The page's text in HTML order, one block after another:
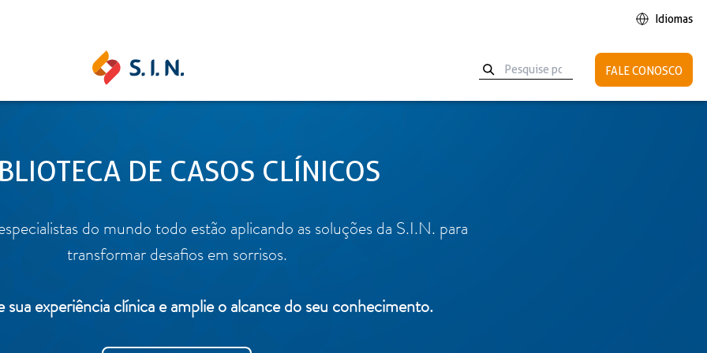
Idiomas
FALE CONOSCO
S.I.N. SOLUTIONS EPIKUT
DE CASOS CLÍNICOS
do mundo todo estão aplicando as soluções da S.I.N. para
transformar desafios em sorrisos.
sua experiência clínica e amplie o alcance do seu conhecimento.